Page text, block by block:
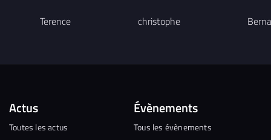
Terence christophe
Actus
Toutes les actus
Évènements
Tous les évènements